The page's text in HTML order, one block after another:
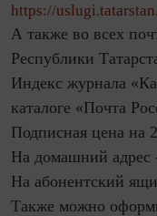
https://
А также во всех
Республики
Индекс журнала
каталоге «Почта
Подписная цена на
На домашний адрес
На абонентский
Также можно